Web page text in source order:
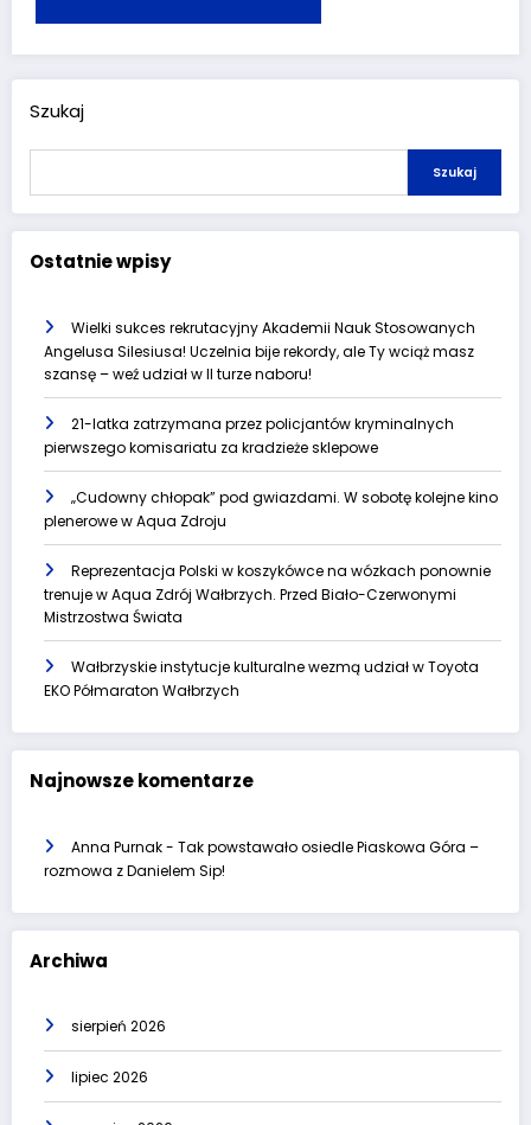
Szukaj
Szukaj
Ostatnie wpisy
Wielki sukces rekrutacyjny Akademii Nauk Stosowanych
Angelusa Silesiusa! Uczelnia bije rekordy, ale Ty wciąż masz
szansę – weź udział w II turze naboru!
21-latka zatrzymana przez policjantów kryminalnych
pierwszego komisariatu za kradzieże sklepowe
„Cudowny chłopak” pod gwiazdami. W sobotę kolejne kino
plenerowe w Aqua Zdroju
Reprezentacja Polski w koszykówce na wózkach ponownie
trenuje w Aqua Zdrój Wałbrzych. Przed Biało-Czerwonymi
Mistrzostwa Świata
Wałbrzyskie instytucje kulturalne wezmą udział w Toyota
EKO Półmaraton Wałbrzych
Najnowsze komentarze
Anna Purnak- Tak powstawało osiedle Piaskowa Góra –
rozmowa z Danielem Sip!
Archiwa
sierpień 2026
lipiec 2026